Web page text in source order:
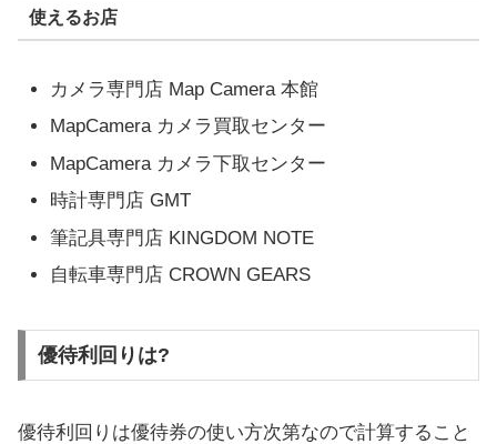
使えるお店
カメラ専門店 Map Camera 本館
MapCamera カメラ買取センター
MapCamera カメラ下取センター
時計専門店 GMT
筆記具専門店 KINGDOM NOTE
自転車専門店 CROWN GEARS
優待利回りは?
優待利回りは優待券の使い方次第なので計算すること